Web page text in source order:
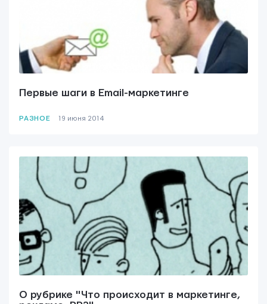
Первые шаги в Email-маркетинге
РАЗНОЕ 19 июня 2014
О рубрике "Что происходит в маркетинге,